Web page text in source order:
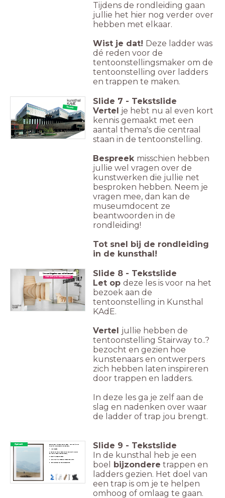
Tijdens de rondleiding gaan
jullie het hier nog verder over
hebben met elkaar.
Wist je dat! Deze ladder was
dé reden voor de
tentoonstellingsmaker om de
tentoonstelling over ladders
en trappen te maken.
Tot snel!
Slide 7 - Tekstslide
Vertel je hebt nu al even kort
kennis gemaakt met een
aantal thema's die centraal
staan in de tentoonstelling.
Bespreek misschien hebben
jullie wel vragen over de
kunstwerken die jullie net
besproken hebben. Neem je
vragen mee, dan kan de
museumdocent ze
beantwoorden in de
rondleiding!
Tot snel bij de rondleiding
in de kunsthal!
Verwerkingsles voor ná het bezoek
Waar leidt jullie ladder naartoe? Slide 8 - Tekstslide
Let op deze les is voor na het
bezoek aan de
tentoonstelling in Kunsthal
KAdE.
Vertel jullie hebben de
tentoonstelling Stairway to..?
bezocht en gezien hoe
kunstenaars en ontwerpers
zich hebben laten inspireren
door trappen en ladders.
In deze les ga je zelf aan de
slag en nadenken over waar
de ladder of trap jou brengt.
Opdracht Teken en bouw je eigen trap of ladder. Waar kom je uit als
je met jouw trap omhoog of omlaag gaat?
1. Maak groepjes
2. Hoe ziet de trap of ladder eruit en waar zou je willen dat
jouw trap of ladder je naartoe brengt?
3. Teken jullie ideeën op papier!
4. Vertel over jullie trappen en ladders aan elkaar!
5. (Bouw eventueel de trap en bestemming)
Slide 9 - Tekstslide
In de kunsthal heb je een
boel
bijzondere trappen en
ladders gezien. Het doel van
een trap is om je te helpen
omhoog of omlaag te gaan.